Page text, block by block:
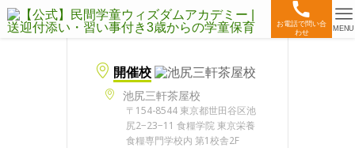
お電話で問い合
わせ
MENU
開催校
池尻三軒茶屋校
〒154-8544 東京都世田谷区池
尻2−23−11 食糧学院 東京栄養
食糧専門学校内 第1校舎2F